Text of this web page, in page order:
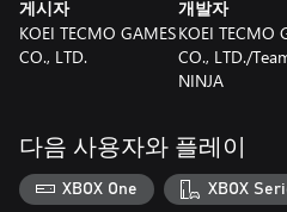
게시자
KOEI TECMO GAMES
CO., LTD.
개발자
KOEI TECMO
CO., LTD./
NINJA
다음 사용자와 플레이
XBOX One XBOX